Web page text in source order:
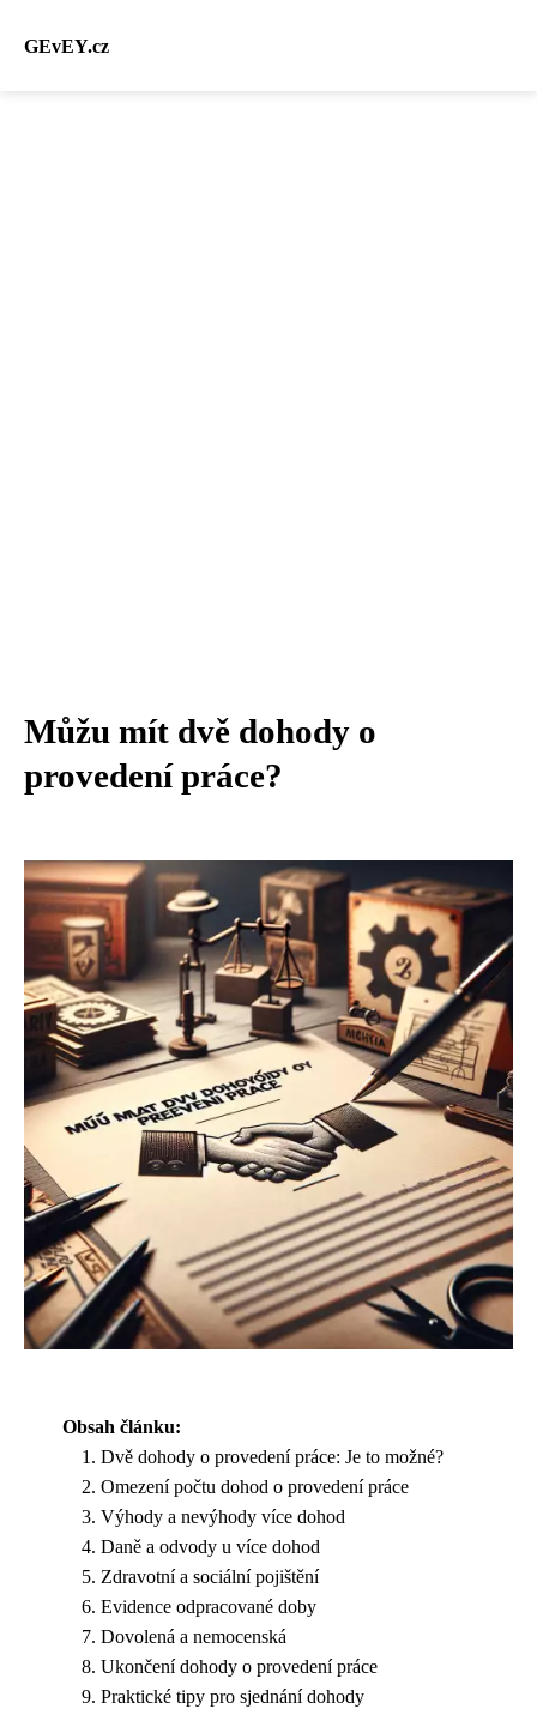
GEvEY.cz
Můžu mít dvě dohody o
provedení práce?
Obsah článku:
Dvě dohody o provedení práce: Je to možné?
Omezení počtu dohod o provedení práce
Výhody a nevýhody více dohod
Daně a odvody u více dohod
Zdravotní a sociální pojištění
Evidence odpracované doby
Dovolená a nemocenská
Ukončení dohody o provedení práce
Praktické tipy pro sjednání dohody